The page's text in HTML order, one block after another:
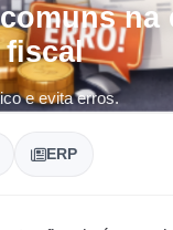
na
fiscal
e evita erros.
ERP